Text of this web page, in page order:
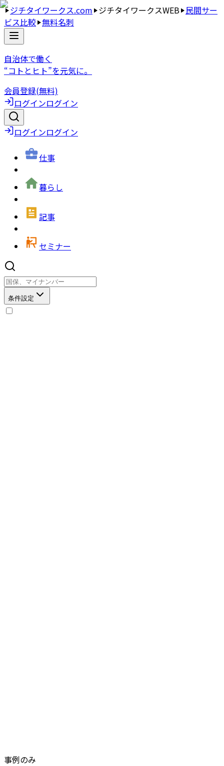
ジチタイワークス.com ジチタイワークスWEB 民間サー
ビス比較 無料名刺
自治体で働く
“コトとヒト”を元気に。
会員登録(無料)
ログインログイン
ログインログイン
仕事
暮らし
記事
セミナー
条件設定
事例のみ